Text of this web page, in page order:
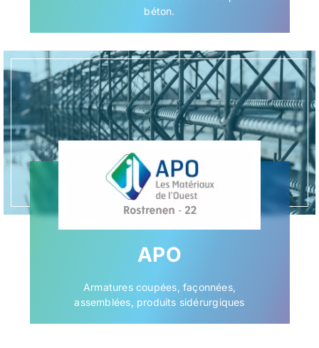
béton.
APO
Armatures coupées, façonnées,
assemblées, produits sidérurgiques